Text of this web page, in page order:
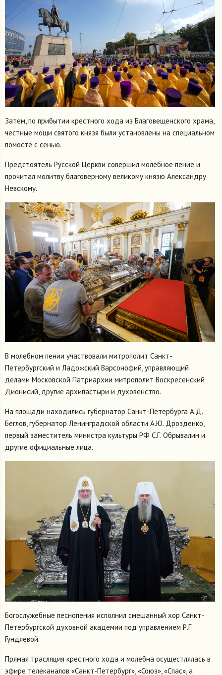
Затем, по прибытии крестного хода из Благовещенского храма,
честные мощи святого князя были установлены на специальном
помосте с сенью.
Предстоятель Русской Церкви совершил молебное пение и
прочитал молитву благоверному великому князю Александру
Невскому.
В молебном пении участвовали митрополит Санкт-
Петербургский и Ладожский Варсонофий, управляющий
делами Московской Патриархии митрополит Воскресенский
Дионисий, другие архипастыри и духовенство.
На площади находились губернатор Санкт-Петербурга А.Д.
Беглов, губернатор Ленинградской области А.Ю. Дрозденко,
первый заместитель министра культуры РФ С.Г. Обрывалин и
другие официальные лица.
Богослужебные песнопения исполнил смешанный хор Санкт-
Петербургской духовной академии под управлением Р.Г.
Гундяевой.
Прямая трасляция крестного хода и молебна осущестлялась в
эфире телеканалов «Санкт-Петербург», «Союз», «Спас», а